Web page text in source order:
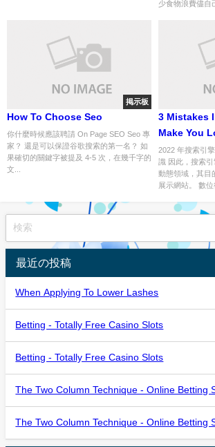
少食物浪費儘自
掲示板
How To Choose Seo
你什麼時候應該聘請 On Page SEO Seo 專
家？ 還是可以保證谷歌搜索的第一名？ 如
果確切的關鍵字被提及 4-5 次，在幾千字的
文...
3 Mistakes
Make You
2022 年搜索引
識 因此，搜索
動態領域，其目
展示網站。 數位
最近の投稿
When Applying To Lower Lashes
Betting - Totally Free Casino Slots
Betting - Totally Free Casino Slots
The Two Column Technique - Online Betting
The Two Column Technique - Online Betting